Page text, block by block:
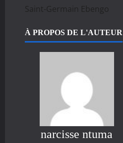
Saint-Germain Ebengo
À PROPOS DE L'AUTEUR
narcisse ntuma